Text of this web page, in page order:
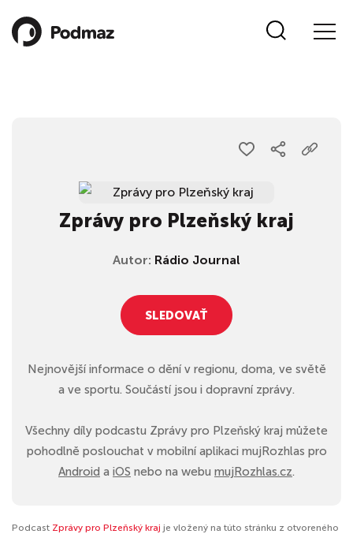
Zprávy pro Plzeňský kraj
Autor: Rádio Journal
SLEDOVAŤ
Nejnovější informace o dění v regionu, doma, ve světě
a ve sportu. Součástí jsou i dopravní zprávy.
Všechny díly podcastu Zprávy pro Plzeňský kraj můžete
pohodlně poslouchat v mobilní aplikaci mujRozhlas pro
Android a iOS nebo na webu mujRozhlas.cz.
Podcast Zprávy pro Plzeňský kraj je vložený na túto stránku z otvoreného